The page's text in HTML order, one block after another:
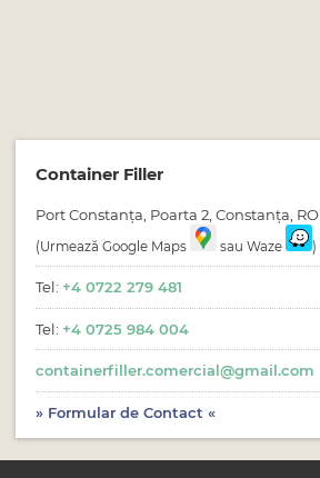
Container Filler
Port Constanța, Poarta 2 ,Constanța , RO
(Urmează Google Maps sau Waze )
Tel: +4 0722 279 481
Tel: +4 0725 984 004
containerfiller.comercial@gmail.com
» Formular de Contact «